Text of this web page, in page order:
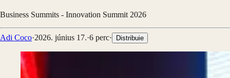
Business Summits - Innovation Summit 2026
Adi Coco·2026. június 17.·6 perc· Distribuie